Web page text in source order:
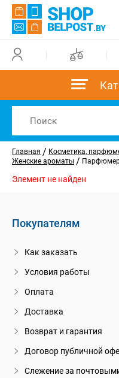
Главная / Косметика,
Женские ароматы /
Элемент не найден
Покупателям
Как заказать
Условия работы
Оплата
Доставка
Возврат и гарантия
Договор публичной
Слежение за